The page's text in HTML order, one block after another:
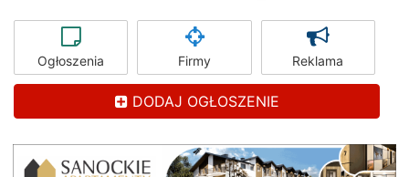
Ogłoszenia Firmy Reklama
DODAJ OGŁOSZENIE